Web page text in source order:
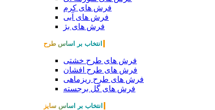
فرش های کرم
فرش های آبی
فرش های بژ
انتخاب بر اساس طرح
فرش های طرح خشتی
فرش های طرح افشان
فرش های طرح ریزماهی
فرش های گل برجسته
انتخاب بر اساس سایز